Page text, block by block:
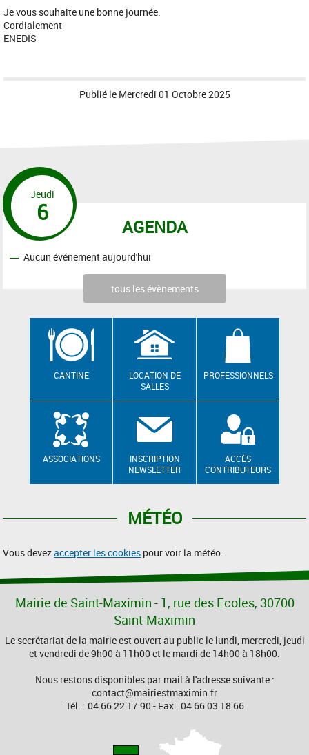
Je vous souhaite une bonne journée.
Cordialement
ENEDIS
Publié le Mercredi 01 Octobre 2025
AGENDA
Jeudi
6
Aucun événement aujourd'hui
tous les évènements
CANTINE
LOCATION DE
SALLES
PROFESSIONNELS
ASSOCIATIONS
INSCRIPTION
NEWSLETTER
ACCÈS
CONTRIBUTEURS
MÉTÉO
Vous devezaccepter les cookies pour voir la météo.
Mairie de Saint-Maximin - 1, rue des Ecoles, 30700
Saint-Maximin
Le secrétariat de la mairie est ouvert au public le lundi, mercredi, jeudi
et vendredi de 9h00 à 11h00 et le mardi de 14h00 à 18h00.
Nous restons disponibles par mail à l'adresse suivante :
contact@mairiestmaximin.fr
Tél. : 04 66 22 17 90 - Fax : 04 66 03 18 66